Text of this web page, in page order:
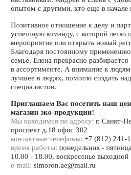
опытом с другими, кто еще в начале
Позитивное отношение к делу и
успешную команду, с которой легко
мероприятие или открыть новый
Благодаря постоянному
семье, Елена прекрасно разбирается
в ассортименте. А внимание к
лучшее в людях, помогло создать
специалистов.
Приглашаем Вас посетить наш
магазин эко-продукции!
Мы находимся по адресу: г. Санкт-
проспект д.18 офис 302
контактные телефоны: +7 (812) 241-
время работы: понедельник -
10.00 - 18.00, воскресенье выходной
e-mail: simoron.ae@mail.ru